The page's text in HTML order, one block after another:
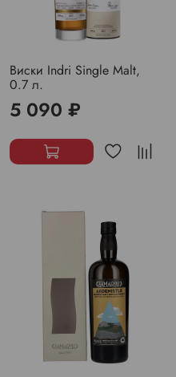
Виски Indri Single Malt,
0.7 л.
5 090 ₽